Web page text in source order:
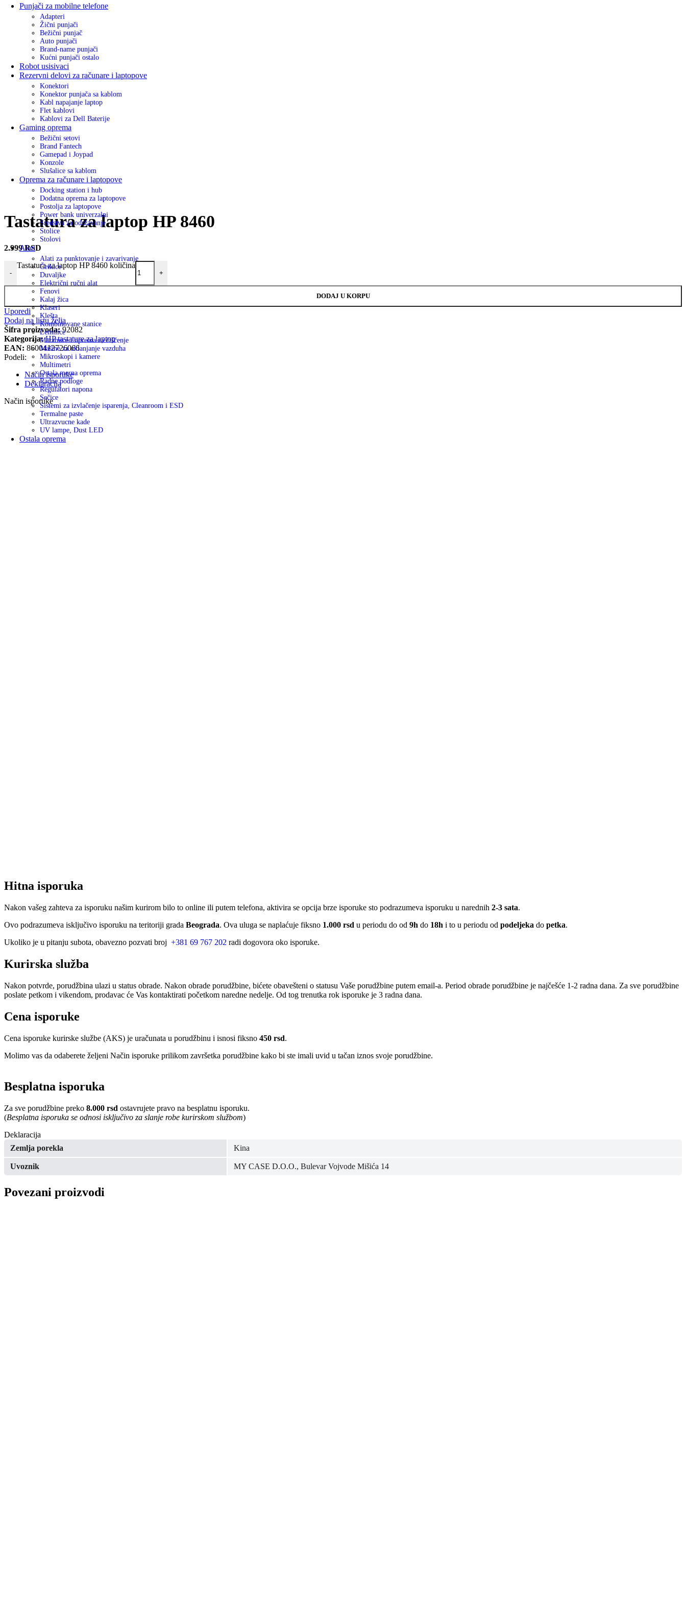
Punjači za mobilne telefone
Adapteri
Žični punjači
Bežični punjač
Auto punjači
Brand-name punjači
Kućni punjači ostalo
Robot usisivaci
Rezervni delovi za računare i laptopove
Konektori
Konektor punjača sa kablom
Kabl napajanje laptop
Flet kablovi
Kablovi za Dell Baterije
Gaming oprema
Bežični setovi
Brand Fantech
Gamepad i Joypad
Konzole
Slušalice sa kablom
Oprema za računare i laptopove
Docking station i hub
Dodatna oprema za laptopove
Postolja za laptopove
Power bank univerzalni
Sredstva za održavanje
Stolice
Stolovi
Alati
Alati za punktovanje i zavarivanje
Četkice
Duvaljke
Električni ručni alat
Fenovi
Kalaj žica
Klaseri
Klešta
Kombinovane stanice
Lemilice
Maramice i oprema za čiščenje
Mašine za uklanjanje vazduha
Mikroskopi i kamere
Multimetri
Ostala merna oprema
Radne podloge
Regulatori napona
Sečice
Sistemi za izvlačenje isparenja, Cleanroom i ESD
Termalne paste
Ultrazvucne kade
UV lampe, Dust LED
Ostala oprema
Tastatura za laptop HP 8460
2.999RSD
-
Tastatura za laptop HP 8460 količina
+
DODAJ U KORPU
Uporedi
Dodaj na listu želja
Šifra proizvoda:92082
Kategorija: HP tastature za laptop
EAN: 8600412726066
Podeli:
Način isporuke
Deklaracija
Način isporuke
Hitna isporuka
Nakon vašeg zahteva za isporuku našim kurirom bilo to online ili putem telefona, aktivira se opcija brze isporuke sto podrazumeva isporuku u narednih 2-3 sata.
Ovo podrazumeva isključivo isporuku na teritoriji grada Beograda. Ova uluga se naplaćuje fiksno 1.000 rsd u periodu do od 9h do 18h i to u periodu od podeljeka do petka.
Ukoliko je u pitanju subota, obavezno pozvati broj +381 69 767 202 radi dogovora oko isporuke.
Kurirska služba
Nakon potvrde, porudžbina ulazi u status obrade. Nakon obrade porudžbine, bićete obavešteni o statusu Vaše porudžbine putem email-a. Period obrade porudžbine je najčešće 1-2 radna dana. Za sve porudžbine
poslate petkom i vikendom, prodavac će Vas kontaktirati početkom naredne nedelje. Od tog trenutka rok isporuke je 3 radna dana.
Cena isporuke
Cena isporuke kurirske službe (AKS) je uračunata u porudžbinu i isnosi fiksno 450 rsd.
Molimo vas da odaberete željeni Način isporuke prilikom završetka porudžbine kako bi ste imali uvid u tačan iznos svoje porudžbine.
Besplatna isporuka
Za sve porudžbine preko 8.000 rsd ostavrujete pravo na besplatnu isporuku.
(Besplatna isporuka se odnosi isključivo za slanje robe kurirskom službom)
Deklaracija
Zemlja porekla
Kina
Uvoznik MY CASE D.O.O., Bulevar Vojvode Mišića 14
Povezani proizvodi